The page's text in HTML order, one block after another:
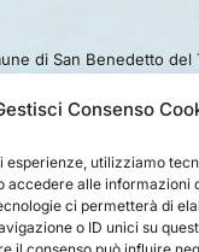
Consenso
esperienze, utilizziamo
accedere alle informazioni
ci permetterà di
o ID unici su
di San Benedetto del
turismo:
|COOKIE | LEGAL |